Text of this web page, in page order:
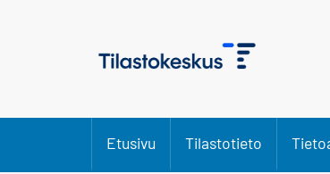
Etusivu Tilastotieto